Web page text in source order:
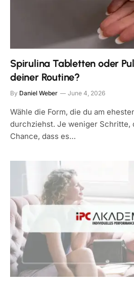
Spirulina Tabletten oder
deiner Routine?
By Daniel Weber June 4, 2026
Wähle die Form, die du am
durchziehst. Je weniger Schritte,
Chance, dass es…